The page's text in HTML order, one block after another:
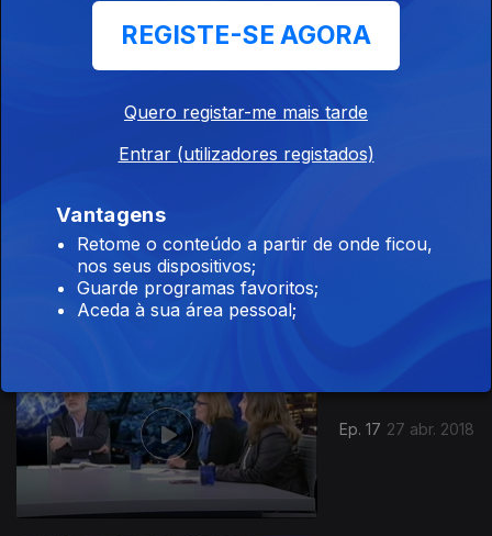
Ep. 19
04 mai. 2018
Ep. 17 27 abr. 2018
REGISTE-SE AGORA
Quero registar-me mais tarde
Entrar (utilizadores registados)
Vantagens
Retome o conteúdo a partir de onde ficou,
nos seus dispositivos;
Guarde programas favoritos;
Aceda à sua área pessoal;